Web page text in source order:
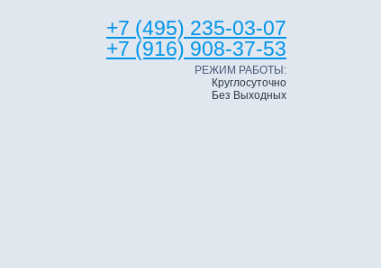
+7 (495) 235-03-07
+7 (916) 908-37-53
РЕЖИМ РАБОТЫ:
Круглосуточно
Без Выходных